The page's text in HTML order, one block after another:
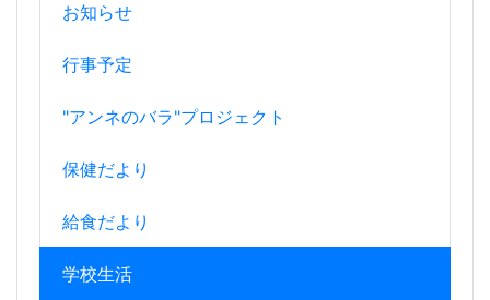
お知らせ
行事予定
"アンネのバラ"プロジェクト
保健だより
給食だより
学校生活